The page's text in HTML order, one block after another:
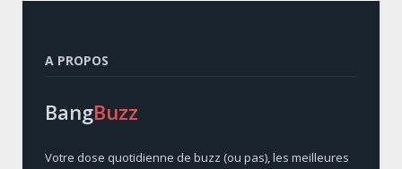
A PROPOS
BangBuzz
Votre dose quotidienne de buzz (ou pas), les meilleures